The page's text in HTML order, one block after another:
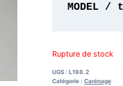
MODEL
Rupture de stock
UGS : L198.2
Catégorie : Carénage